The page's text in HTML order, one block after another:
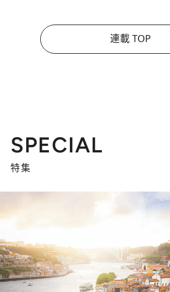
連載 TOP
SPECIAL
特集